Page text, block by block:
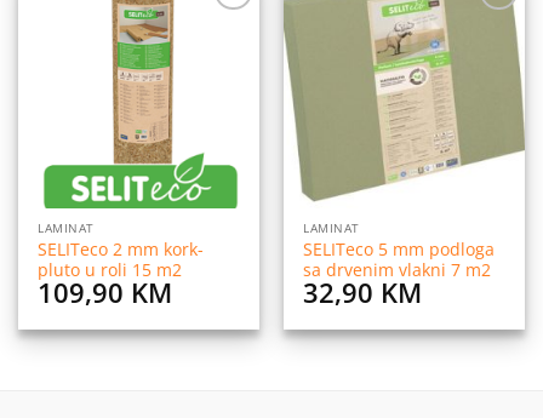
LAMINAT
SELITeco 2 mm kork-
pluto u roli 15 m2
109,90 KM
LAMINAT
SELITeco 5 mm podloga
sa drvenim vlakni 7 m2
32,90 KM